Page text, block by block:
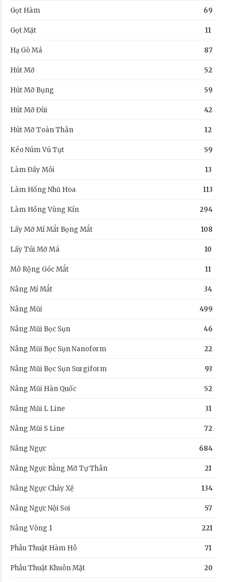
Gọt Hàm 69
Gọt Mặt 11
Hạ Gò Má 87
Hút Mỡ 52
Hút Mỡ Bụng 59
Hút Mỡ Đùi 42
Hút Mỡ Toàn Thân 12
Kéo Núm Vú Tụt 59
Làm Đầy Môi 13
Làm Hồng Nhũ Hoa 113
Làm Hồng Vùng Kín 294
Lấy Mỡ Mí Mắt Bọng Mắt 108
Lấy Túi Mỡ Má 10
Mở Rộng Góc Mắt 11
Nâng Mí Mắt 34
Nâng Mũi 499
Nâng Mũi Bọc Sụn 46
Nâng Mũi Bọc Sụn Nanoform 22
Nâng Mũi Bọc Sụn Surgiform 93
Nâng Mũi Hàn Quốc 52
Nâng Mũi L Line 31
Nâng Mũi S Line 72
Nâng Ngực 684
Nâng Ngực Bằng Mỡ Tự Thân 21
Nâng Ngực Chảy Xệ 134
Nâng Ngực Nội Soi 57
Nâng Vòng 1 221
Phẫu Thuật Hàm Hô 71
Phẫu Thuật Khuôn Mặt 20